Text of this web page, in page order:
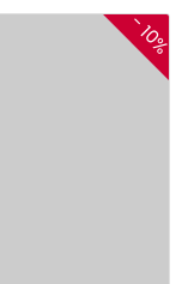
- 10%